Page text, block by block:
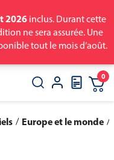
2026 inclus. Durant cette
ne sera assurée. Une
tout le mois d’août.
0
Europe et le monde